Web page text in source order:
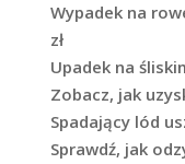
Wypadek na
zł
Upadek na
Zobacz, jak
Spadający lód
Sprawdź, jak